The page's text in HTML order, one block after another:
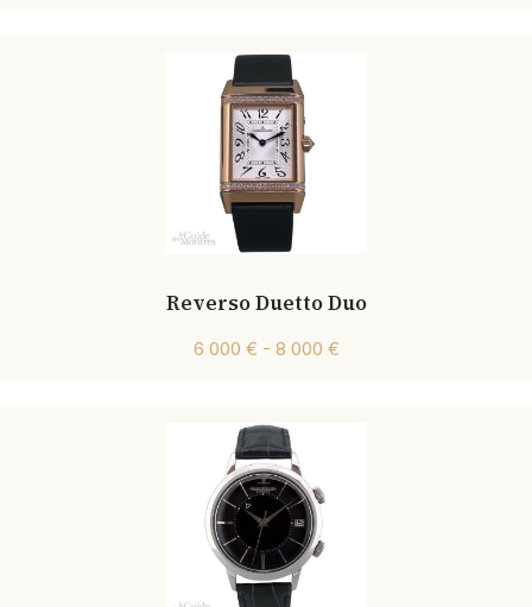
Reverso Duetto Duo
6 000 € - 8 000 €